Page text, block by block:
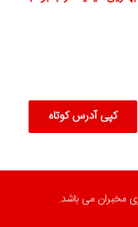
کپی آدرس کوتاه
مخبران می باشد.